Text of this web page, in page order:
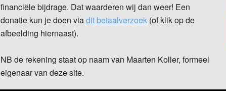
financiële bijdrage. Dat waarderen wij dan weer! Een
donatie kun je doen viadit betaalverzoek (of klik op de
afbeelding hiernaast).
NB de rekening staat op naam van Maarten Koller, formeel
eigenaar van deze site.